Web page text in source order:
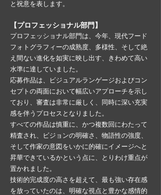
と祝意を表します。
【プロフェッショナル部門】
プロフェッショナル部門は、今年、現代フード
フォトグラフィーの成熟度、多様性、そして絶
え間ない進化を如実に映し出す、きわめて高い
水準に達していました。
応募作品は、ビジュアルランゲージおよびコン
セプトの両面において幅広いアプローチを示し
ており、審査は非常に厳しく、同時に深い充実
感を伴うプロセスとなりました。
すべての作品は慎重に、かつ複数回にわたって
精査され、ビジョンの明確さ、物語性の強度、
そして作家の意図をいかに的確にイメージへと
昇華できているかという点に、とりわけ重点が
置かれました。
技術的完成度の高さを超えて、最も強い存在感
を放っていたのは、明確な視点と豊かな感情的